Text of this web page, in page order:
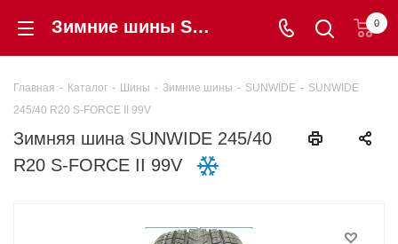
Зимние шины SUNWIDE 245/40 R20 S-FORCE II 99V купить в интернет-магазине Шинторг 0
Главная - Каталог - Шины - Зимние шины - SUNWIDE - SUNWIDE
245/40 R20 S-FORCE II 99V
Зимняя шина SUNWIDE 245/40
R20 S-FORCE II 99V